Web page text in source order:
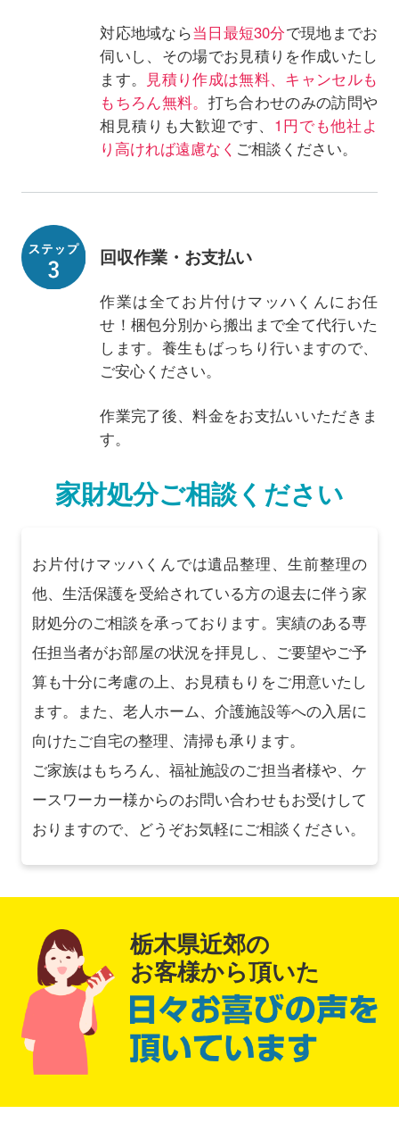
対応地域なら当日最短30分で現地までお
伺いし、その場でお見積りを作成いたし
ます。 見積り作成は無料、キャンセルも
もちろん無料。 打ち合わせのみの訪問や
相見積りも大歓迎です、 1円でも他社よ
り高ければ遠慮なく ご相談ください。
回収作業・お支払い
作業は全てお片付けマッハくんにお任
せ！梱包分別から搬出まで全て代行いた
します。養生もばっちり行いますので、
ご安心ください。
作業完了後、料金をお支払いいただきま
す。
家財処分ご相談ください
お片付けマッハくんでは遺品整理、生前整理の
他、生活保護を受給されている方の退去に伴う家
財処分のご相談を承っております。実績のある専
任担当者がお部屋の状況を拝見し、ご要望やご予
算も十分に考慮の上、お見積もりをご用意いたし
ます。また、老人ホーム、介護施設等への入居に
向けたご自宅の整理、清掃も承ります。
ご家族はもちろん、福祉施設のご担当者様や、ケ
ースワーカー様からのお問い合わせもお受けして
おりますので、どうぞお気軽にご相談ください。
栃木県近郊の
お客様から頂いた